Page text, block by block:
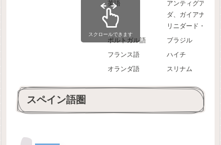
英語
アンティグア・バ
ダ、ガイアナ、ジ
リニダード・ト
ポルトガル語
ブラジル
フランス語
ハイチ
オランダ語
スリナム
スクロールできます
スペイン語圏